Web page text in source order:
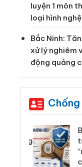
luyện 1 môn
loại hình
Bắc Ninh:
xử lý nghiêm
động quảng
hàng